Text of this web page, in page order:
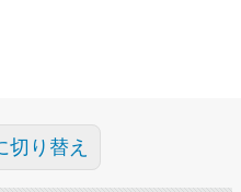
切り替え